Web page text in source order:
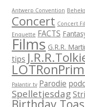
Antwerp Convention
Concert Concert
Enquette FACTS
Films G.R.R.
tips
Palantir tv Parodie
Spelletjesdag